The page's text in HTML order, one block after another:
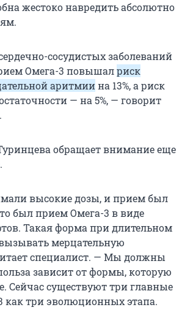
жестоко навредить абсолютно
сосудистых заболеваний
Омега-3 повышалриск
аритмиина 13%, а риск
— на 5%, — говорит
обращает внимание еще
высокие дозы, и прием был
был прием Омега-3 в виде
Такая форма при длительном
мерцательную
специалист. — Мы должны
зависит от формы, которую
Сейчас существуют три главные
три эволюционных этапа.